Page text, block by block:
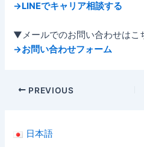
日本語
→LINEでキャリア相談する
▼メールでのお問い合わせは
→お問い合わせフォーム
PREVIOUS